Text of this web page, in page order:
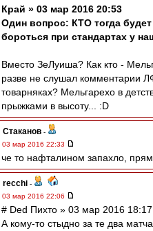
Край » 03 мар 2016 20:53
Один вопрос: КТО тогда будет
бороться при стандартах у
Вместо ЗеЛуиша? Как кто -
разве не слушал комментарии
товарняках? Мельгарехо в
прыжками в высоту... :D
Cтаканов -
03 мар 2016 22:33
че то нафталином запахло,
recchi -
03 мар 2016 22:06
# Ded Пихто » 03 мар 2016 18:17
А кому-то стыдно за те два